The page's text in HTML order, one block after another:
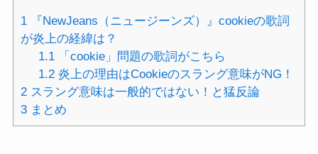
1『NewJeans（ニュージーンズ）』cookieの歌詞
が炎上の経緯は？
1.1 「cookie」問題の歌詞がこちら
1.2 炎上の理由はCookieのスラング意味がNG！
2スラング意味は一般的ではない！と猛反論
3まとめ